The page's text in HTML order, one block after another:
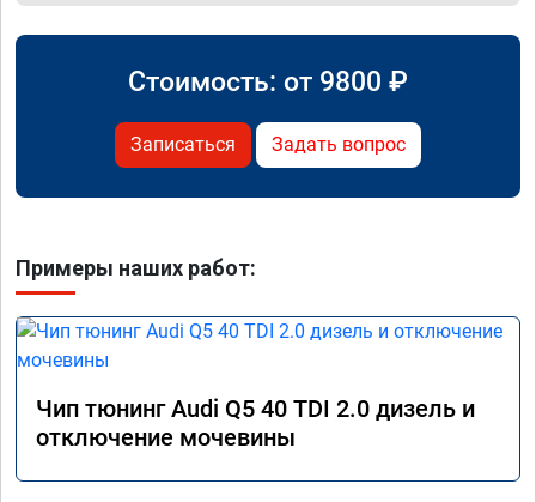
Стоимость: от 9800 ₽
Записаться Задать вопрос
Примеры наших работ:
Чип тюнинг Audi Q5 40 TDI 2.0 дизель и
отключение мочевины